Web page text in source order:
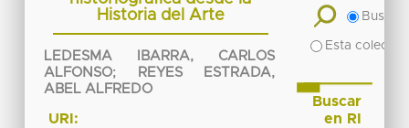
Historia del Arte
LEDESMA IBARRA, CARLOS
ALFONSO;
REYES ESTRADA,
ABEL ALFREDO
URI:
Buscar
Esta
Buscar
en RI